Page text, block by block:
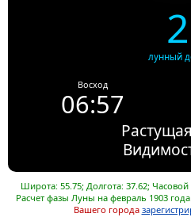
2
лунный
Восход
06:57
Широта: 55.75; Долгота: 37.62;
Расчет фазы Луны на февраль 1903 года.
Вашего города